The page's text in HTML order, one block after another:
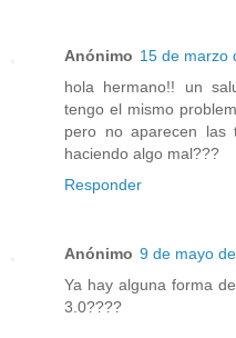
Anónimo 15 de marzo
hola hermano!! un
tengo el mismo
pero no aparecen las
haciendo algo mal???
Responder
Anónimo 9 de mayo
Ya hay alguna forma
3.0????